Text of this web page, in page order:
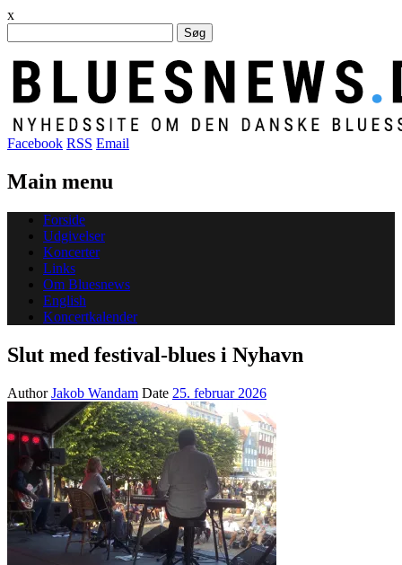
x
efter:
Facebook RSS Email
Main menu
Skip
content
Forside
Udgivelser
Koncerter
Links
Om Bluesnews
English
Koncertkalender
Slut med festival-blues i Nyhavn
AuthorJakob Wandam Date 25. februar 2026